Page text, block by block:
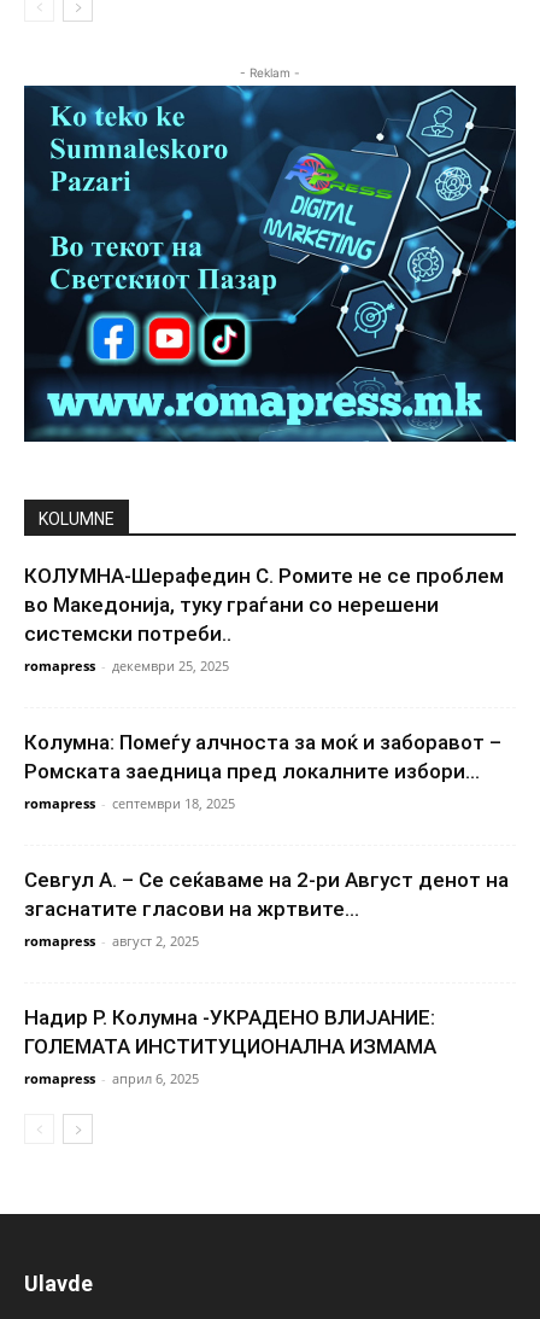
- Reklam -
KOLUMNE
КОЛУМНА-Шерафедин С. Ромите не се проблем
во Македонија, туку граѓани со нерешени
системски потреби..
romapress - декември 25, 2025
Колумна: Помеѓу алчноста за моќ и заборавот –
Ромската заедница пред локалните избори...
romapress - септември 18, 2025
Севгул А. – Се сеќаваме на 2-ри Август денот на
згаснатите гласови на жртвите...
romapress - август 2, 2025
Надир Р. Колумна -УКРАДЕНО ВЛИЈАНИЕ:
ГОЛЕМАТА ИНСТИТУЦИОНАЛНА ИЗМАМА
romapress - април 6, 2025
Ulavde